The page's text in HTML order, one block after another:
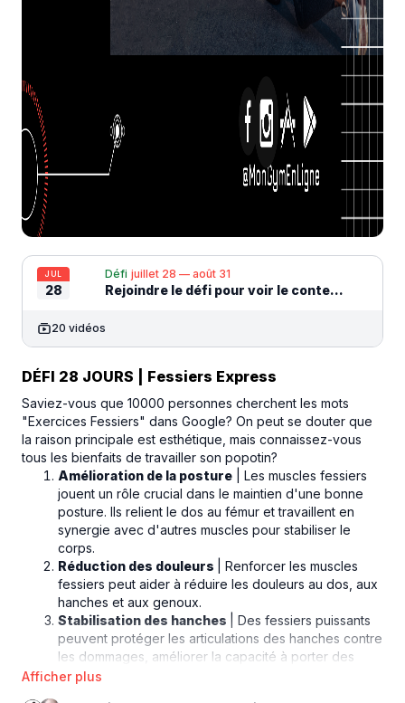
JUL
28
Défi juillet 28 — août 31
Rejoindre le défi pour voir le contenu
20 vidéos
DÉFI 28 JOURS | Fessiers Express
Saviez-vous que 10000 personnes cherchent les mots
"Exercices Fessiers" dans Google? On peut se douter que
la raison principale est esthétique, mais connaissez-vous
tous les bienfaits de travailler son popotin?
Amélioration de la posture | Les muscles fessiers
jouent un rôle crucial dans le maintien d'une bonne
posture. Ils relient le dos au fémur et travaillent en
synergie avec d'autres muscles pour stabiliser le
corps.
Réduction des douleurs
| Renforcer les muscles
fessiers peut aider à réduire les douleurs au dos, aux
hanches et aux genoux.
Stabilisation des hanches | Des fessiers puissants
peuvent protéger les articulations des hanches contre
les dommages, améliorer la capacité à porter des
charges et faciliter des activités quotidiennes comme